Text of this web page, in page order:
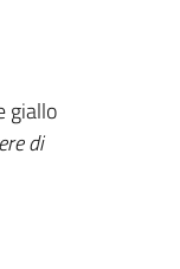
giallo
di